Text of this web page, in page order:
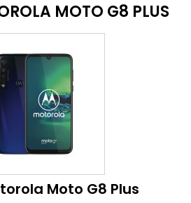
MOTO G8 PLUS
Moto G8 Plus